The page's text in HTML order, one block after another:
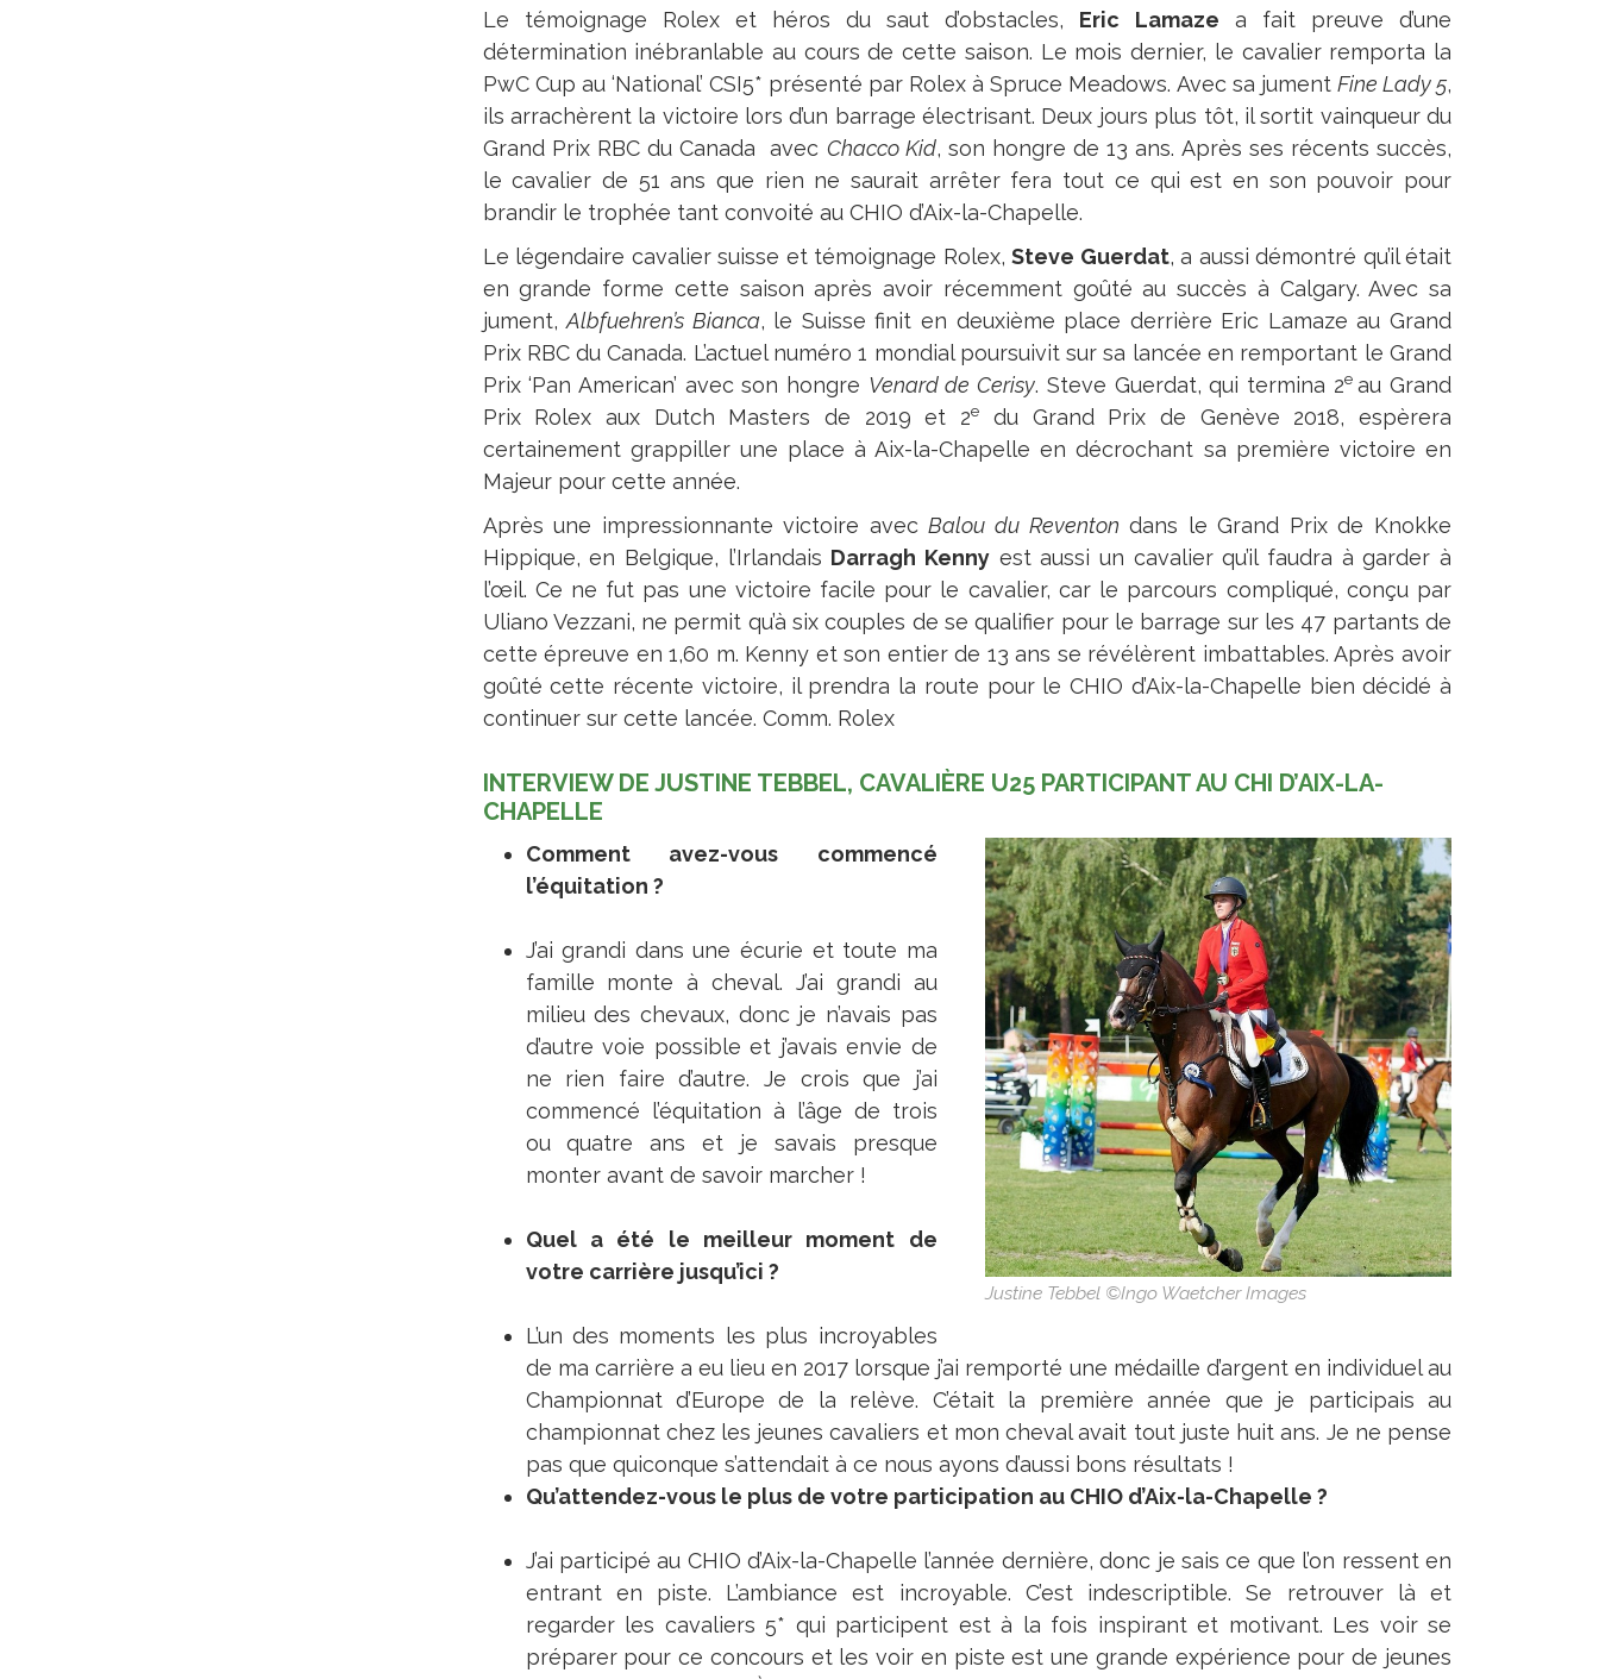
Le témoignage Rolex et héros du saut d’obstacles, Eric Lamaze a fait preuve d’une
détermination inébranlable au cours de cette saison. Le mois dernier, le cavalier remporta la
PwC Cup au ‘National’ CSI5* présenté par Rolex à Spruce Meadows. Avec sa jument Fine Lady 5,
ils arrachèrent la victoire lors d’un barrage électrisant. Deux jours plus tôt, il sortit vainqueur du
Grand Prix RBC du Canada avec Chacco Kid, son hongre de 13 ans. Après ses récents succès,
le cavalier de 51 ans que rien ne saurait arrêter fera tout ce qui est en son pouvoir pour
brandir le trophée tant convoité au CHIO d’Aix-la-Chapelle.
Le légendaire cavalier suisse et témoignage Rolex, Steve Guerdat, a aussi démontré qu’il était
en grande forme cette saison après avoir récemment goûté au succès à Calgary. Avec sa
jument,Albfuehren’s Bianca, le Suisse finit en deuxième place derrière Eric Lamaze au Grand
Prix RBC du Canada. L’actuel numéro 1 mondial poursuivit sur sa lancée en remportant le Grand
Prix ‘Pan American’ avec son hongre Venard de Cerisy. Steve Guerdat, qui termina 2e au Grand
Prix Rolex aux Dutch Masters de 2019 et 2e
du Grand Prix de Genève 2018, espèrera
certainement grappiller une place à Aix-la-Chapelle en décrochant sa première victoire en
Majeur pour cette année.
Après une impressionnante victoire avecBalou du Reventon dans le Grand Prix de Knokke
Hippique, en Belgique, l’Irlandais Darragh Kennyest aussi un cavalier qu’il faudra à garder à
l’œil. Ce ne fut pas une victoire facile pour le cavalier, car le parcours compliqué, conçu par
Uliano Vezzani, ne permit qu’à six couples de se qualifier pour le barrage sur les 47 partants de
cette épreuve en 1,60 m. Kenny et son entier de 13 ans se révélèrent imbattables. Après avoir
goûté cette récente victoire, il prendra la route pour le CHIO d’Aix-la-Chapelle bien décidé à
continuer sur cette lancée. Comm. Rolex
INTERVIEW DE JUSTINE TEBBEL, CAVALIÈRE U25 PARTICIPANT AU CHI D’AIX-LA-
CHAPELLE
Justine Tebbel ©Ingo Waetcher Images
Comment avez-vous commencé
l’équitation ?
J’ai grandi dans une écurie et toute ma
famille monte à cheval. J’ai grandi au
milieu des chevaux, donc je n’avais pas
d’autre voie possible et j’avais envie de
ne rien faire d’autre. Je crois que j’ai
commencé l’équitation à l’âge de trois
ou quatre ans et je savais presque
monter avant de savoir marcher !
Quel a été le meilleur moment de
votre carrière jusqu’ici ?
L’un des moments les plus incroyables
de ma carrière a eu lieu en 2017 lorsque j’ai remporté une médaille d’argent en individuel au
Championnat d’Europe de la relève. C’était la première année que je participais au
championnat chez les jeunes cavaliers et mon cheval avait tout juste huit ans. Je ne pense
pas que quiconque s’attendait à ce nous ayons d’aussi bons résultats !
Qu’attendez-vous le plus de votre participation au CHIO d’Aix-la-Chapelle ?
J’ai participé au CHIO d’Aix-la-Chapelle l’année dernière, donc je sais ce que l’on ressent en
entrant en piste. L’ambiance est incroyable. C’est indescriptible. Se retrouver là et
regarder les cavaliers 5* qui participent est à la fois inspirant et motivant. Les voir se
préparer pour ce concours et les voir en piste est une grande expérience pour de jeunes